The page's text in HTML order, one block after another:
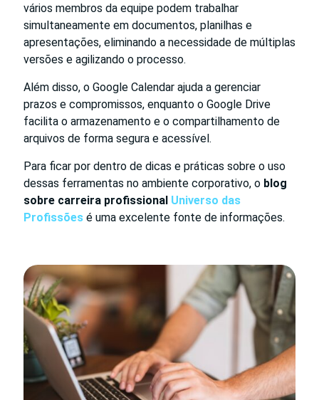
vários membros da equipe podem trabalhar
simultaneamente em documentos, planilhas e
apresentações, eliminando a necessidade de múltiplas
versões e agilizando o processo.
Além disso, o Google Calendar ajuda a gerenciar
prazos e compromissos, enquanto o Google Drive
facilita o armazenamento e o compartilhamento de
arquivos de forma segura e acessível.
Para ficar por dentro de dicas e práticas sobre o uso
dessas ferramentas no ambiente corporativo, o blog
sobre carreira profissional Universo das
Profissões é uma excelente fonte de informações.